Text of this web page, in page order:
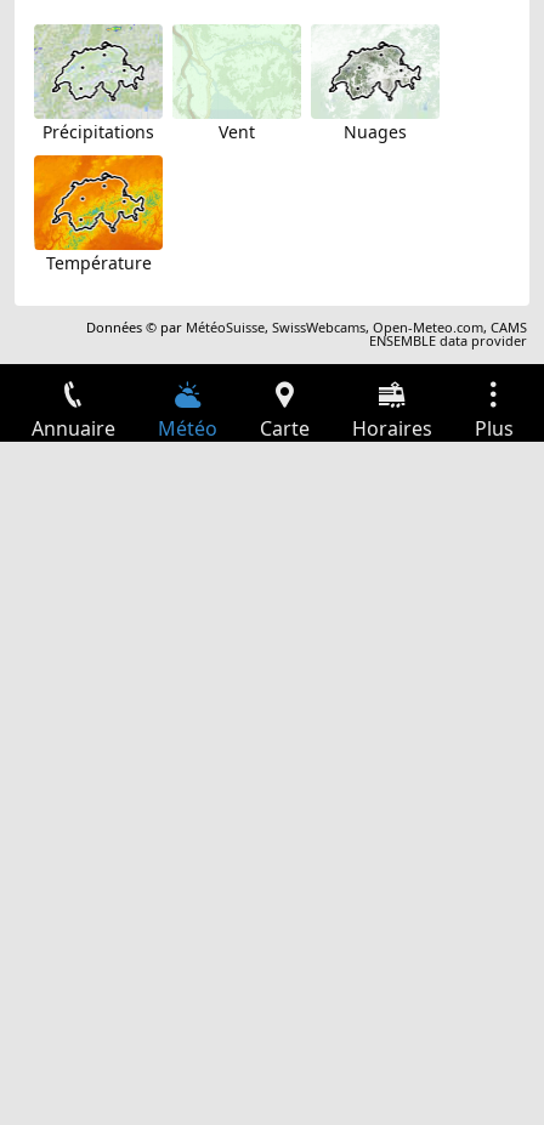
Précipitations Vent Nuages
Température
Données © par MétéoSuisse,SwissWebcams,Open-Meteo.com,CAMS
ENSEMBLE data provider
Annuaire Météo Carte Horaires Plus